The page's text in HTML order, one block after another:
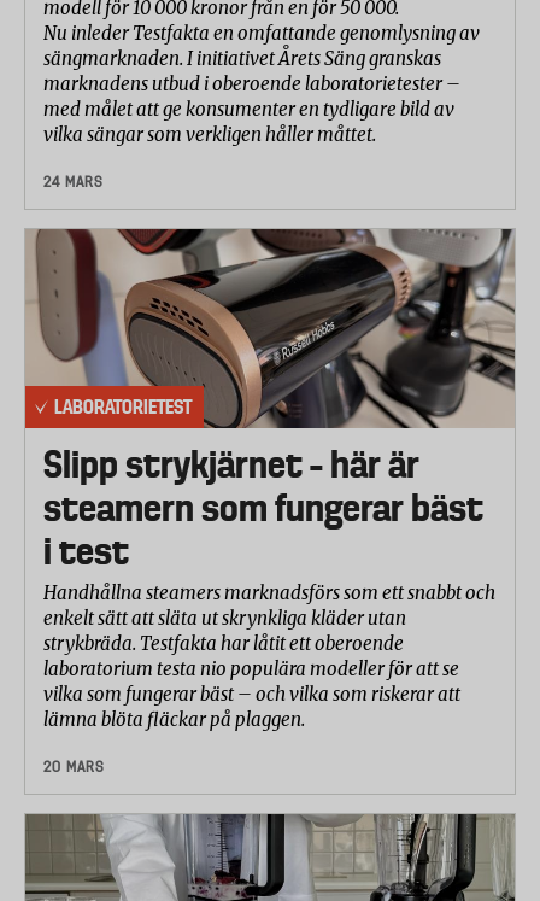
modell för 10 000 kronor från en för 50 000.
Nu inleder Testfakta en omfattande genomlysning av
sängmarknaden. I initiativet Årets Säng granskas
marknadens utbud i oberoende laboratorietester –
med målet att ge konsumenter en tydligare bild av
vilka sängar som verkligen håller måttet.
24 MARS
LABORATORIETEST
Slipp strykjärnet – här är
steamern som fungerar bäst
i test
Handhållna steamers marknadsförs som ett snabbt och
enkelt sätt att släta ut skrynkliga kläder utan
strykbräda. Testfakta har låtit ett oberoende
laboratorium testa nio populära modeller för att se
vilka som fungerar bäst – och vilka som riskerar att
lämna blöta fläckar på plaggen.
20 MARS